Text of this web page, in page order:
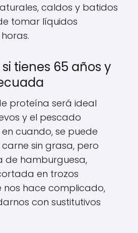
caldos y batidos
tomar líquidos
tienes 65 años y
proteína será ideal
y el pescado
cuando, se puede
sin grasa, pero
de hamburguesa,
en trozos
nos hace complicado,
con sustitutivos